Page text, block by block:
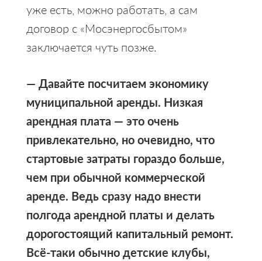
уже есть, можно работать, а сам
договор с «Мосэнергосбытом»
заключается чуть позже.
— Давайте посчитаем экономику
муниципальной аренды. Низкая
арендная плата — это очень
привлекательно, но очевидно, что
стартовые затраты гораздо больше,
чем при обычной коммерческой
аренде. Ведь сразу надо внести
полгода арендной платы и делать
дорогостоящий капитальный ремонт.
Всё-таки обычно детские клубы,